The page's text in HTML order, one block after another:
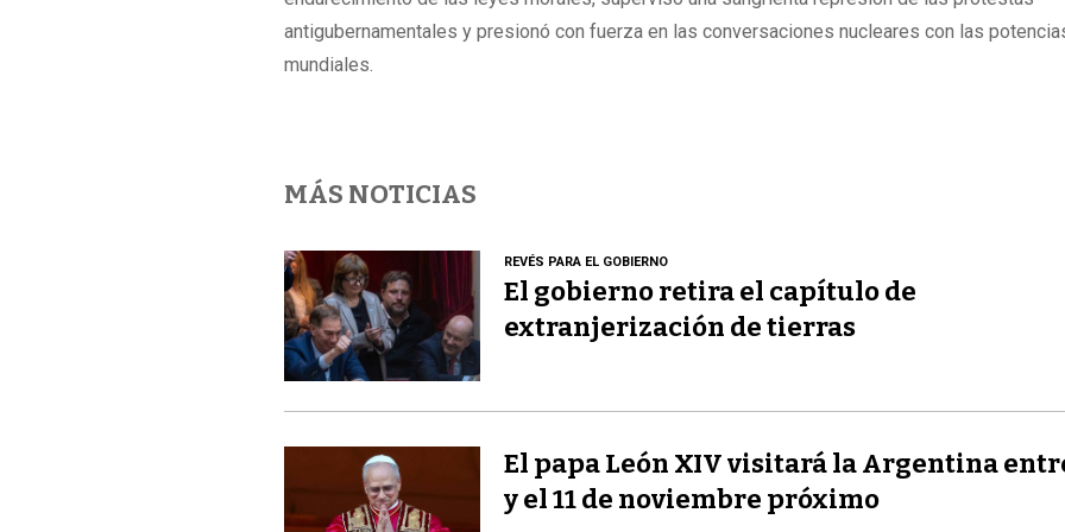
antigubernamentales y presionó con fuerza en las conversaciones nucleares con las
mundiales.
MÁS NOTICIAS
REVÉS PARA EL GOBIERNO
El gobierno retira el capítulo de
extranjerización de tierras
El papa León XIV visitará la Argentina
y el 11 de noviembre próximo